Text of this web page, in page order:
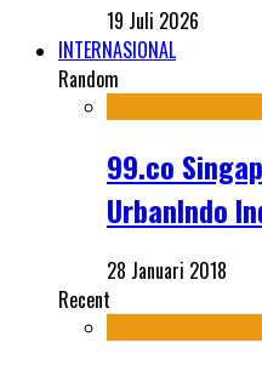
19 Juli 2026
INTERNASIONAL
Random
99.co
UrbanIndo
28 Januari 2018
Recent